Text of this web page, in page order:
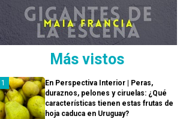
Más vistos
En Perspectiva Interior | Peras,
duraznos, pelones y ciruelas: ¿Qué
características tienen estas frutas de
hoja caduca en Uruguay?